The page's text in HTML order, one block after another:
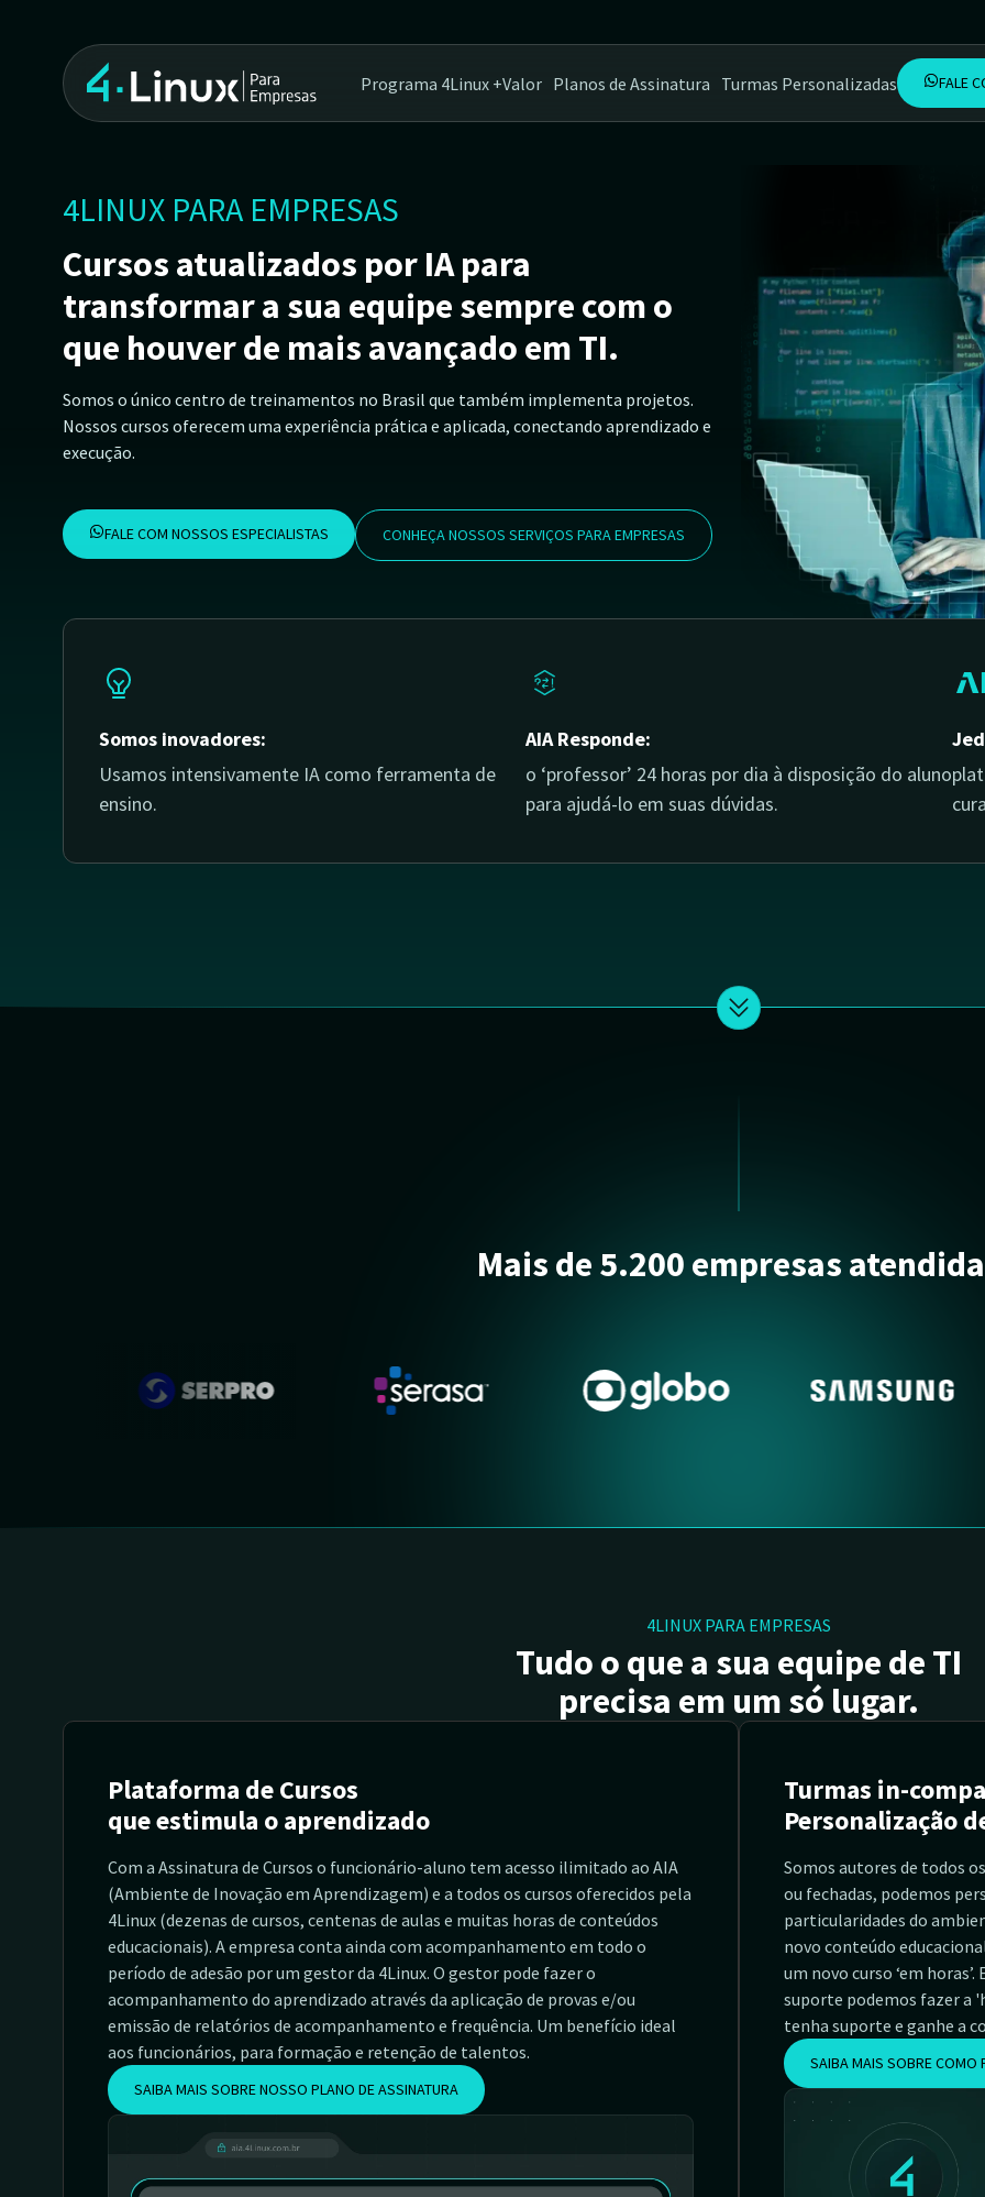
Programa 4Linux +Valor Planos de Assinatura Turmas Personalizadas FALE
4LINUX PARA EMPRESAS
Cursos atualizados por IA para
transformar a sua equipe sempre com o
que houver de mais avançado em TI.
Somos o único centro de treinamentos no Brasil que também implementa projetos.
Nossos cursos oferecem uma experiência prática e aplicada, conectando aprendizado e
execução.
FALE COM NOSSOS ESPECIALISTAS CONHEÇA NOSSOS SERVIÇOS PARA EMPRESAS
Somos inovadores:
Usamos intensivamente IA como ferramenta de
ensino.
AIA Responde:
o ‘professor’ 24 horas por dia à disposição do aluno
para ajudá-lo em suas dúvidas.
Mais de 5.200 empresas
4LINUX PARA EMPRESAS
Tudo o que a sua equipe de TI
precisa em um só lugar.
Plataforma de Cursos
que estimula o aprendizado
Com a Assinatura de Cursos o funcionário-aluno tem acesso ilimitado ao AIA
(Ambiente de Inovação em Aprendizagem) e a todos os cursos oferecidos pela
4Linux (dezenas de cursos, centenas de aulas e muitas horas de conteúdos
educacionais). A empresa conta ainda com acompanhamento em todo o
período de adesão por um gestor da 4Linux. O gestor pode fazer o
acompanhamento do aprendizado através da aplicação de provas e/ou
emissão de relatórios de acompanhamento e frequência. Um benefício ideal
aos funcionários, para formação e retenção de talentos.
SAIBA MAIS SOBRE NOSSO PLANO DE ASSINATURA
Turmas in-
Personalização
Somos autores de todos
ou fechadas, podemos
particularidades do
novo conteúdo
um novo curso ‘em
suporte podemos fazer a
tenha suporte e ganhe a
SAIBA MAIS SOBRE COMO